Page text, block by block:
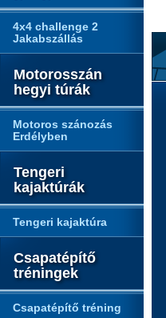
4x4 challenge 2
Jakabszállás
Motorosszán
hegyi túrák
Motoros szánozás
Erdélyben
Tengeri
kajaktúrák
Tengeri kajaktúra
Csapatépítő
tréningek
Csapatépítő tréning